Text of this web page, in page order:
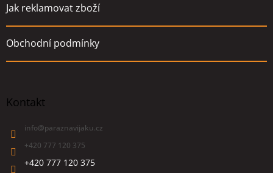
Jak reklamovat zboží
Obchodní podmínky
Kontakt
info@paraznavijaku.cz
+420 777 120 375
+420 777 120 375